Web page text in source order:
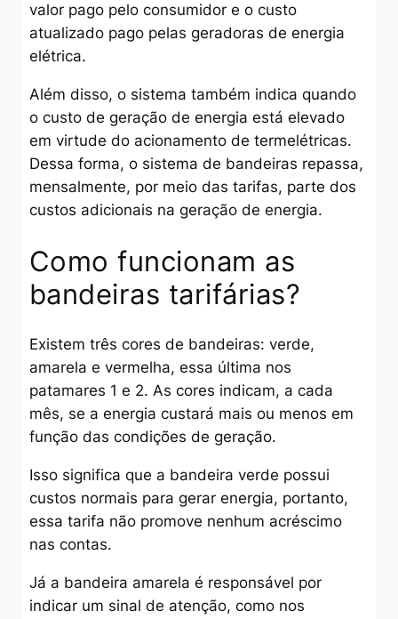
valor pago pelo consumidor e o custo
atualizado pago pelas geradoras de energia
elétrica.
Além disso, o sistema também indica quando
o custo de geração de energia está elevado
em virtude do acionamento de termelétricas.
Dessa forma, o sistema de bandeiras repassa,
mensalmente, por meio das tarifas, parte dos
custos adicionais na geração de energia.
Como funcionam as
bandeiras tarifárias?
Existem três cores de bandeiras: verde,
amarela e vermelha, essa última nos
patamares 1 e 2. As cores indicam, a cada
mês, se a energia custará mais ou menos em
função das condições de geração.
Isso significa que a bandeira verde possui
custos normais para gerar energia, portanto,
essa tarifa não promove nenhum acréscimo
nas contas.
Já a bandeira amarela é responsável por
indicar um sinal de atenção, como nos